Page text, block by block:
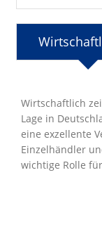
Wirtschaftlich
Lage in
eine exzellente
Einzelhändler
wichtige Rolle